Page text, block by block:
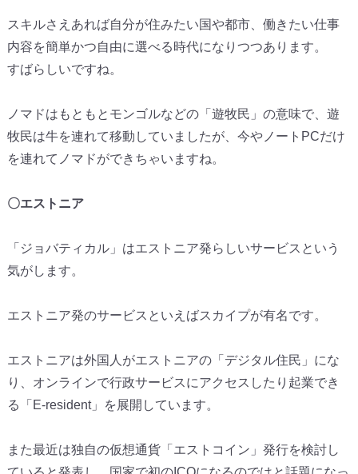
スキルさえあれば自分が住みたい国や都市、働きたい仕事
内容を簡単かつ自由に選べる時代になりつつあります。
すばらしいですね。
ノマドはもともとモンゴルなどの「遊牧民」の意味で、遊
牧民は牛を連れて移動していましたが、今やノートPCだけ
を連れてノマドができちゃいますね。
〇エストニア
「ジョバティカル」はエストニア発らしいサービスという
気がします。
エストニア発のサービスといえばスカイプが有名です。
エストニアは外国人がエストニアの「デジタル住民」にな
り、オンラインで行政サービスにアクセスしたり起業でき
る「E-resident」を展開しています。
また最近は独自の仮想通貨「エストコイン」発行を検討し